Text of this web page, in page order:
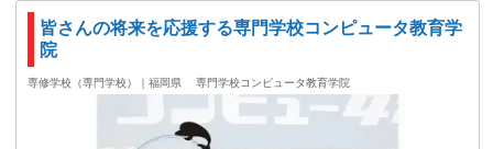
皆さんの将来を応援する専門学校コンピュータ教育学
院
専修学校（専門学校）｜福岡県 専門学校コンピュータ教育学院